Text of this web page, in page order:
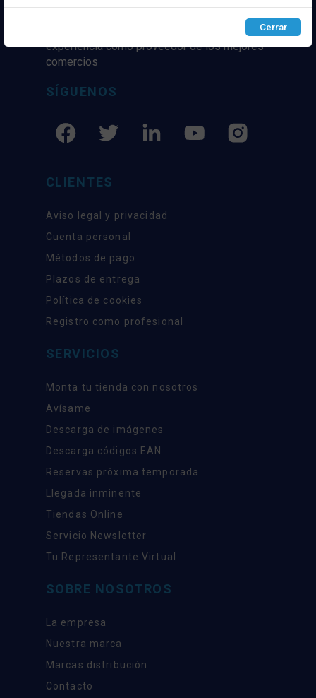
experiencia como proveedor de los mejores
comercios
SÍGUENOS
CLIENTES
Aviso legal y privacidad
Cuenta personal
Métodos de pago
Plazos de entrega
Política de cookies
Registro como profesional
SERVICIOS
Monta tu tienda con nosotros
Avísame
Descarga de imágenes
Descarga códigos EAN
Reservas próxima temporada
Llegada inminente
Tiendas Online
Servicio Newsletter
Tu Representante Virtual
SOBRE NOSOTROS
La empresa
Nuestra marca
Marcas distribución
Contacto
Configurar Rechazar ACEPTAR
Cerrar